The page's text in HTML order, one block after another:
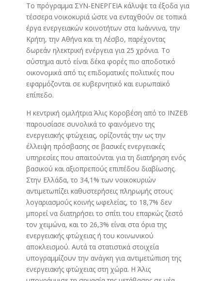
Το πρόγραμμα ΣΥΝ-ΕΝΕΡΓΕΙΑ κάλυψε τα έξοδα για
τέσσερα νοικοκυριά ώστε να ενταχθούν σε τοπικά
έργα ενεργειακών κοινοτήτων στα Ιωάννινα, την
Κρήτη, την Αθήνα και τη Λέσβο, παρέχοντας
δωρεάν ηλεκτρική ενέργεια για 25 χρόνια. Το
σύστημα αυτό είναι δέκα φορές πιο αποδοτικό
οικονομικά από τις επιδοματικές πολιτικές που
εφαρμόζονται σε κυβερνητικό και ευρωπαϊκό
επίπεδο.
Η κεντρική ομιλήτρια Άλις Κοροβέση από το INZEB
παρουσίασε συνολικά το φαινόμενο της
ενεργειακής φτώχειας, ορίζοντάς την ως την
έλλειψη πρόσβασης σε βασικές ενεργειακές
υπηρεσίες που απαιτούνται για τη διατήρηση ενός
βασικού και αξιοπρεπούς επιπέδου διαβίωσης.
Στην Ελλάδα, το 34,1% των νοικοκυριών
αντιμετωπίζει καθυστερήσεις πληρωμής στους
λογαριασμούς κοινής ωφελείας, το 18,7% δεν
μπορεί να διατηρήσει το σπίτι του επαρκώς ζεστό
τον χειμώνα, και το 26,3% είναι στα όρια της
ενεργειακής φτώχειας ή του κοινωνικού
αποκλεισμού. Αυτά τα στατιστικά στοιχεία
υπογραμμίζουν την ανάγκη για αντιμετώπιση της
ενεργειακής φτώχειας στη χώρα. Η Άλις